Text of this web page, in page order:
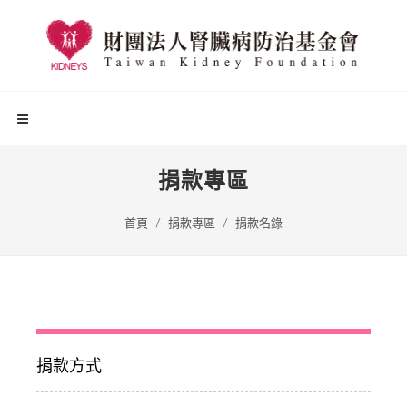
捐款專區
首頁 捐款專區 捐款名錄
捐款方式